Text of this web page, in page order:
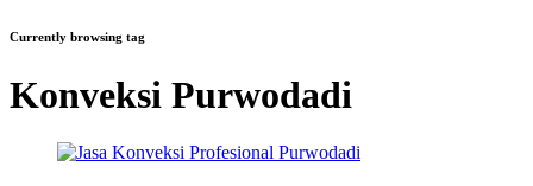
Currently browsing tag
Konveksi Purwodadi